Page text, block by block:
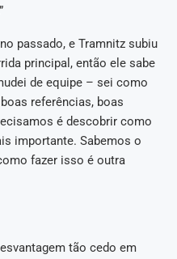
passado, e Tramnitz subiu
principal, então ele sabe
de equipe – sei como
referências, boas
é descobrir como
importante. Sabemos o
fazer isso é outra
tão cedo em